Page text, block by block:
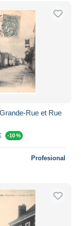
Rue et Rue
-10 %
Profesional